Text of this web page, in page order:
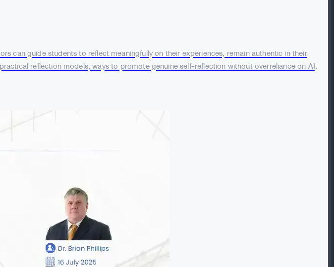
can guide students to reflect meaningfully on their experiences, remain authentic in their
reflection models, ways to promote genuine self-reflection without overreliance on AI,